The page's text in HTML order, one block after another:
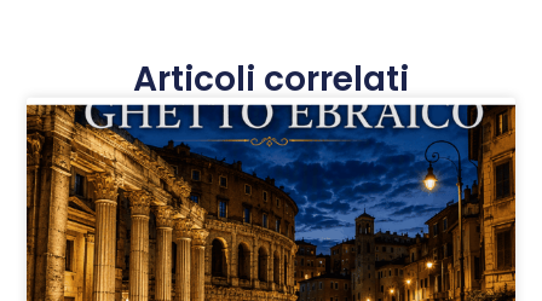
Articoli correlati